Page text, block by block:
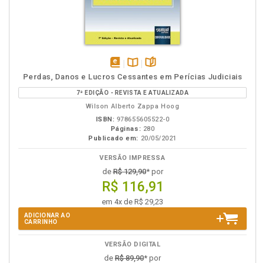
disponível
em
eBook
Disponível
na
B.V.
páginas
Perdas, Danos e Lucros Cessantes em Perícias Judiciais
7ª EDIÇÃO - REVISTA E ATUALIZADA
Wilson Alberto Zappa Hoog
ISBN: 978655605522-0
Páginas: 280
Publicado em: 20/05/2021
VERSÃO IMPRESSA
deR$ 129,90* por
R$ 116,91
em 4x de R$ 29,23
ADICIONAR AO
CARRINHO
VERSÃO DIGITAL
de R$ 89,90* por